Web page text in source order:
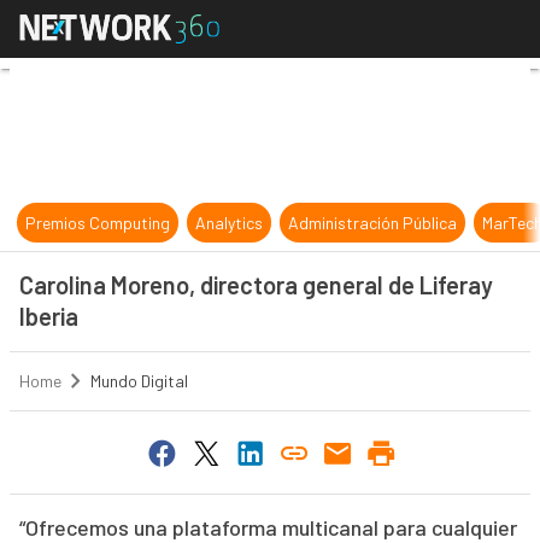
Carolina Moreno, directora
Premios Computing Analytics Administración Pública
Carolina Moreno, directora general de Liferay
Iberia
Home Mundo Digital
“Ofrecemos una plataforma multicanal para cualquier